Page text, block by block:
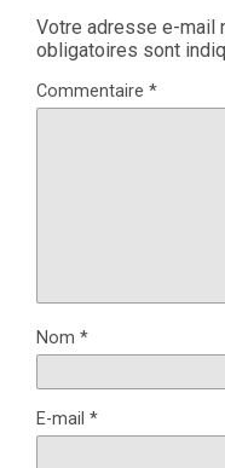
Votre adresse e-mail
obligatoires sont
Commentaire *
Nom *
E-mail *